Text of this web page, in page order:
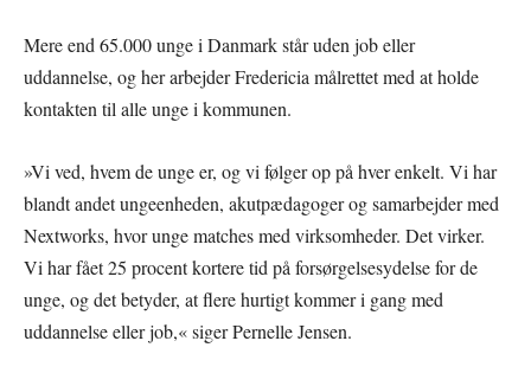
Mere end 65.000 unge i Danmark står uden job eller
uddannelse, og her arbejder Fredericia målrettet med at holde
kontakten til alle unge i kommunen.
»Vi ved, hvem de unge er, og vi følger op på hver enkelt. Vi har
blandt andet ungeenheden, akutpædagoger og samarbejder med
Nextworks, hvor unge matches med virksomheder. Det virker.
Vi har fået 25 procent kortere tid på forsørgelsesydelse for de
unge, og det betyder, at flere hurtigt kommer i gang med
uddannelse eller job,« siger Pernelle Jensen.